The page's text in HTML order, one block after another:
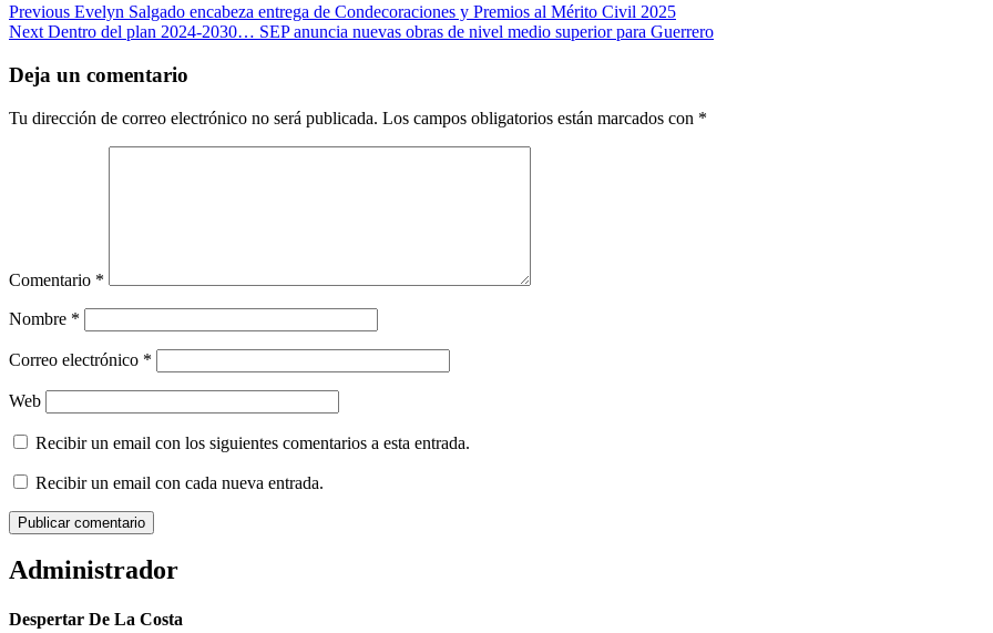
Post
navigation
Previous Evelyn Salgado encabeza entrega de Condecoraciones y Premios al Mérito Civil 2025
Next Dentro del plan 2024-2030… SEP anuncia nuevas obras de nivel medio superior para Guerrero
Deja un comentario
Tu dirección de correo electrónico no será publicada. Los campos obligatorios están marcados con *
Comentario *
Nombre *
Correo electrónico *
Web
Recibir un email con los siguientes comentarios a esta entrada.
Recibir un email con cada nueva entrada.
Administrador
Despertar De La Costa